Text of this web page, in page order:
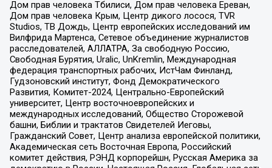
Дом прав человека Тбилиси, Дом прав человека Ереван,
Дом прав человека Крым, Центр дикого лосося, TVR
Studios, ТВ Дождь, Центр европейских исследований им
Вилфрида Мартенса, Сетевое объединение журналистов
расследователей, АЛЛАТРА, За свободную Россию,
Свободная Бурятия, Uralic, UnKremlin, Международная
федерация транспортных рабочих, ИстЧам Финланд,
Гудзоновский институт, Фонд Демократического
Развития, Комитет-2024, Центрально-Европейский
университет, Центр восточноевропейских и
международных исследований, Общество Сторожевой
башни, Библии и трактатов Свидетелей Иеговы,
Гражданский Совет, Центр анализа европейской политики,
Академическая сеть Восточная Европа, Российский
комитет действия, РЭНД корпорейшн, Русская Америка за